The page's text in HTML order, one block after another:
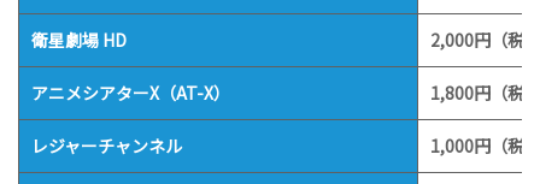
衛星劇場 HD 2,000円（税
アニメシアターX（AT-X） 1,800円（税
レジャーチャンネル 1,000円（税